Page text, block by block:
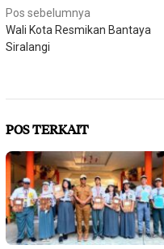
Navigasi
pos
Pos sebelumnya
Wali Kota Resmikan Bantaya
Siralangi
POS TERKAIT